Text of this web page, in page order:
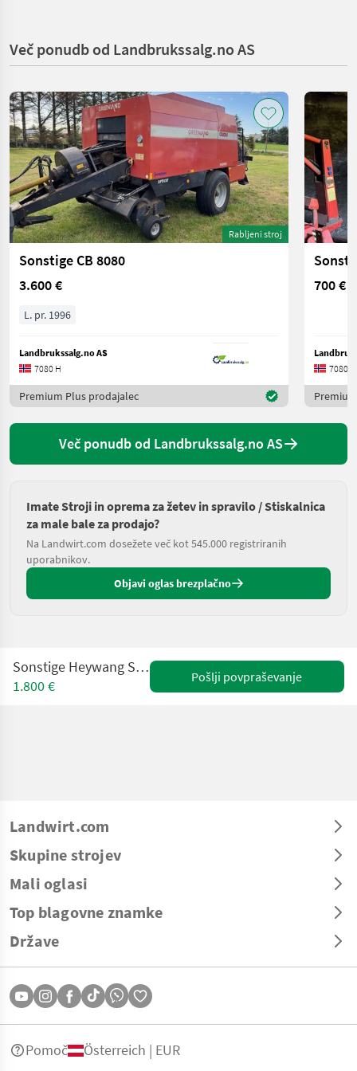
Več ponudb od Landbrukssalg.no AS
Rabljeni stroj
Sonstige CB 8080
3.600 €
L. pr. 1996
Landbrukssalg.no AS
7080 H
Premium Plus prodajalec
700 €
7080 H
Več ponudb od Landbrukssalg.no AS
Imate Stroji in oprema za žetev in spravilo / Stiskalnica
za male bale za prodajo?
Na Landwirt.com dosežete več kot 545.000 registriranih
uporabnikov.
Objavi oglas brezplačno
Sonstige Heywang Super Olympic 1200S
1.800 €
Pošlji povpraševanje
Landwirt.com
Skupine strojev
Mali oglasi
Top blagovne znamke
Države
Pomoč Österreich | EUR